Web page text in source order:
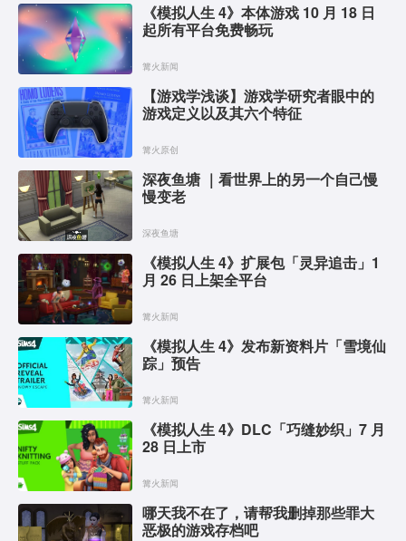
《模拟人生 4》本体游戏 10 月 18 日
起所有平台免费畅玩
篝火新闻
【游戏学浅谈】游戏学研究者眼中的
游戏定义以及其六个特征
篝火原创
深夜鱼塘 ｜看世界上的另一个自己慢
慢变老
深夜鱼塘
《模拟人生 4》扩展包「灵异追击」1
月 26 日上架全平台
篝火新闻
《模拟人生 4》发布新资料片「雪境仙
踪」预告
篝火新闻
《模拟人生 4》DLC「巧缝妙织」7 月
28 日上市
篝火新闻
哪天我不在了，请帮我删掉那些罪大
恶极的游戏存档吧